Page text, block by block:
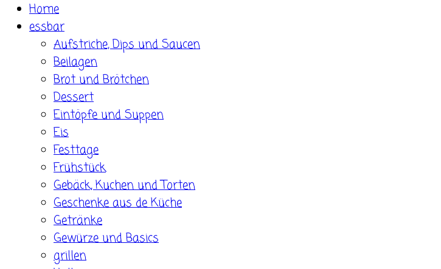
Home
essbar
Aufstriche, Dips und Saucen
Beilagen
Brot und Brötchen
Dessert
Eintöpfe und Suppen
Eis
Festtage
Frühstück
Gebäck, Kuchen und Torten
Geschenke aus de Küche
Getränke
Gewürze und Basics
grillen